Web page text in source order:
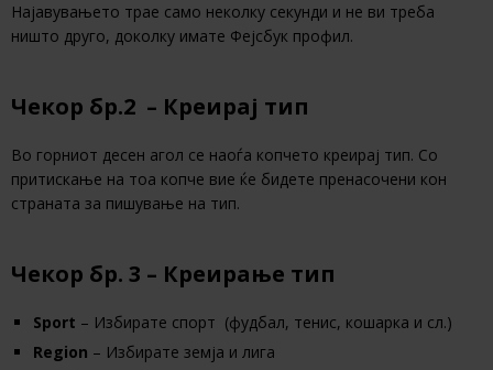
Најавувањето трае само неколку секунди и не ви треба
ништо друго, доколку имате Фејсбук профил.
Чекор бр.2 – Креирај тип
Во горниот десен агол се наоѓа копчето креирај тип. Со
притискање на тоа копче вие ќе бидете пренасочени кон
страната за пишување на тип.
Чекор бр. 3 – Креирање тип
Sport – Избирате спорт (фудбал, тенис, кошарка и сл.)
Region – Избирате земја и лига